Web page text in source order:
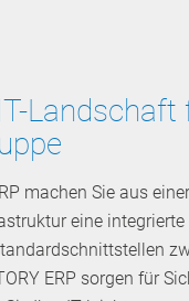
Landschaft
machen Sie aus einer
eine integrierte
ERP sorgen für